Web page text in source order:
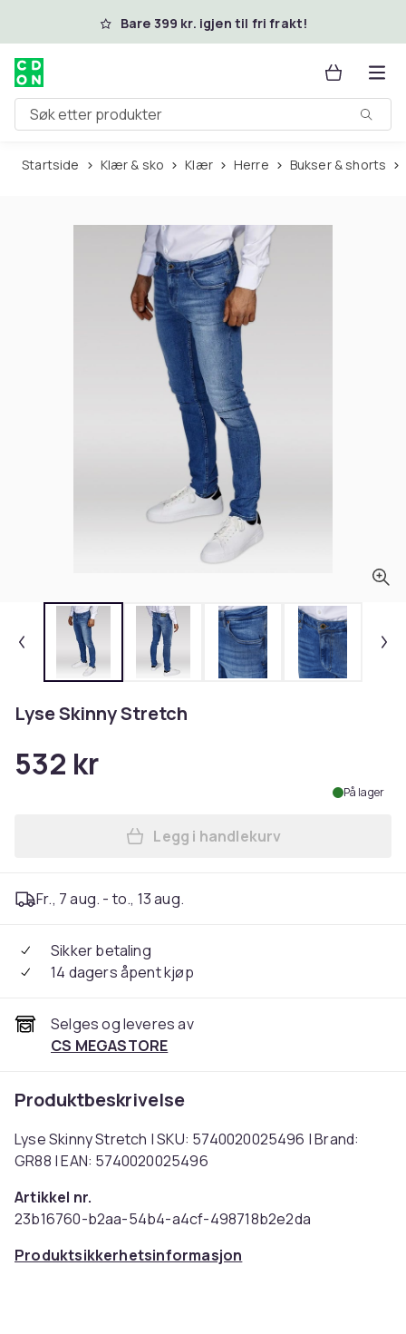
Hopp til hovedinnholdBare 399 kr. igjen til fri frakt!
Søk etter produkter
Startside Klær & sko Klær Herre Bukser & shorts
Lyse Skinny Stretch
532 kr
På lager
Legg Lyse Skinny Stretch i
Legg i handlekurv
Fr., 7 aug. - to., 13 aug.
Sikker betaling
14 dagers åpent kjøp
Selges og leveres av
CS MEGASTORE
Produktbeskrivelse
Lyse Skinny Stretch | SKU: 5740020025496 | Brand:
GR88 | EAN: 5740020025496
Artikkel nr.
23b16760-b2aa-54b4-a4cf-498718b2e2da
Produktsikkerhetsinformasjon